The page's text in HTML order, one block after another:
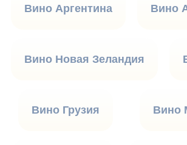
Вино Аргентина Вино
Вино Новая Зеландия
Вино Грузия Вино